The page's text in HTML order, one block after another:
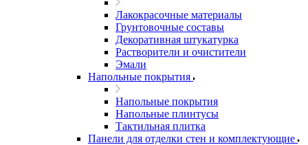
Лакокрасочные материалы
Грунтовочные составы
Декоративная штукатурка
Растворители и очистители
Эмали
Напольные покрытия
Напольные покрытия
Напольные плинтусы
Тактильная плитка
Панели для отделки стен и комплектующие